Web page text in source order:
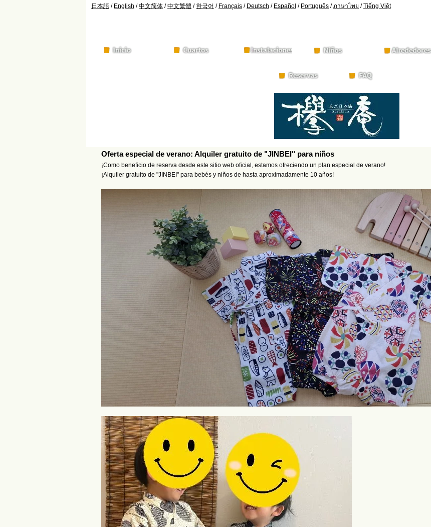
日本語 / English /中文简体 /中文繁體 / 한국어 / Français / Deutsch / Español / Português /ภาษาไทย /Tiếng Việt
Oferta especial de verano: Alquiler gratuito de "JINBEI" para niños
¡Como beneficio de reserva desde este sitio web oficial, estamos ofreciendo un plan especial de verano!
¡Alquiler gratuito de "JINBEI" para bebés y niños de hasta aproximadamente 10 años!